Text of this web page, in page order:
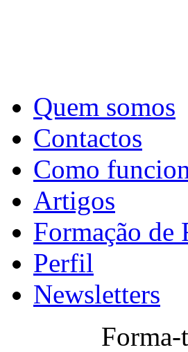
Quem somos
Contactos
Como
Artigos
Formação de
Perfil
Newsletters